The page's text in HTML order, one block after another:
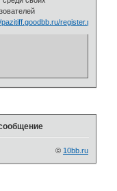
register.php
© 10bb.ru